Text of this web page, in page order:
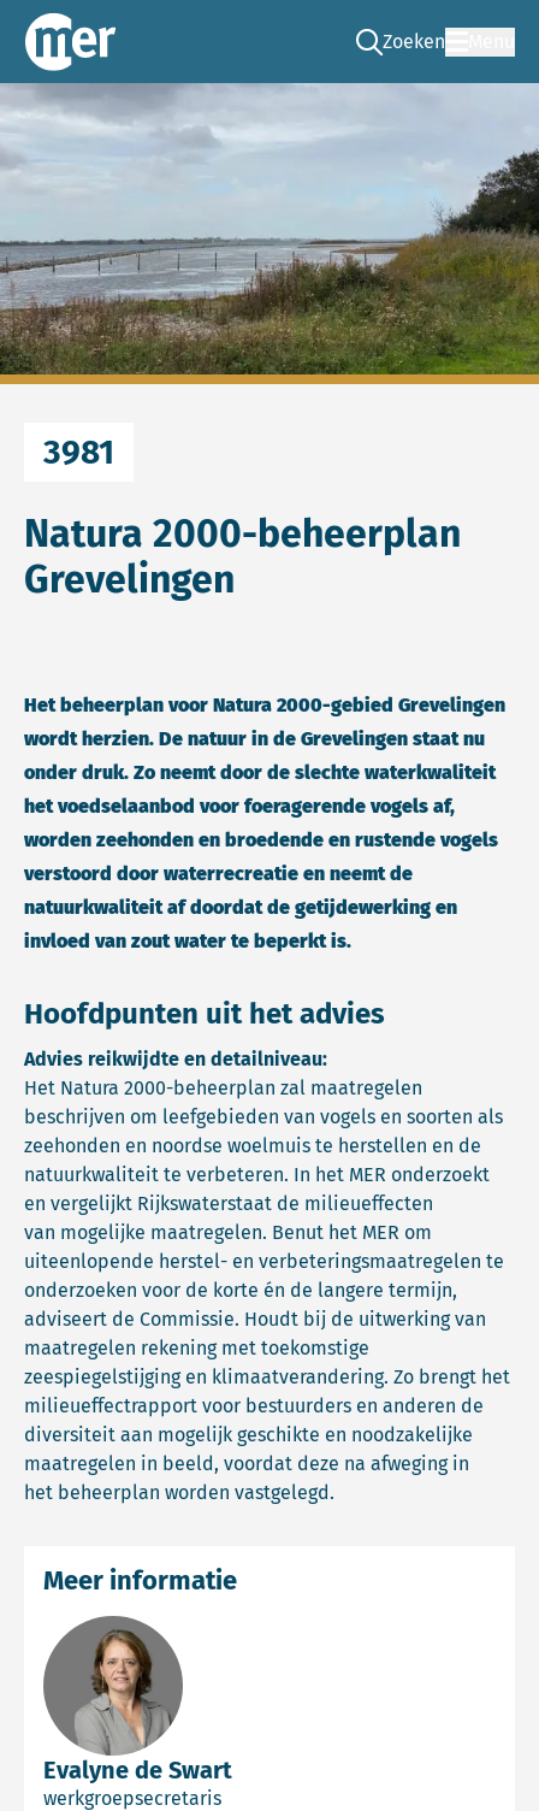
Commissie mer
Zoeken
Ga naar de zoek
3981
Natura 2000-beheerplan
Grevelingen
Het beheerplan voor Natura 2000-gebied Grevelingen
wordt herzien. De natuur in de Grevelingen staat nu
onder druk. Zo neemt door de slechte waterkwaliteit
het voedselaanbod voor foeragerende vogels af,
worden zeehonden en broedende en rustende vogels
verstoord door waterrecreatie en neemt de
natuurkwaliteit af doordat de getijdewerking en
invloed van zout water te beperkt is.
Hoofdpunten uit het advies
Advies reikwijdte en detailniveau:
Het Natura 2000-beheerplan zal maatregelen
beschrijven om leefgebieden van vogels en soorten als
zeehonden en noordse woelmuis te herstellen en de
natuurkwaliteit te verbeteren. In het MER onderzoekt
en vergelijkt Rijkswaterstaat de milieueffecten
van mogelijke maatregelen. Benut het MER om
uiteenlopende herstel- en verbeteringsmaatregelen te
onderzoeken voor de korte én de langere termijn,
adviseert de Commissie. Houdt bij de uitwerking van
maatregelen rekening met toekomstige
zeespiegelstijging en klimaatverandering. Zo brengt het
milieueffectrapport voor bestuurders en anderen de
diversiteit aan mogelijk geschikte en noodzakelijke
maatregelen in beeld, voordat deze na afweging in
het beheerplan worden vastgelegd.
Evalyne de Swart
werkgroepsecretaris
Meer informatie